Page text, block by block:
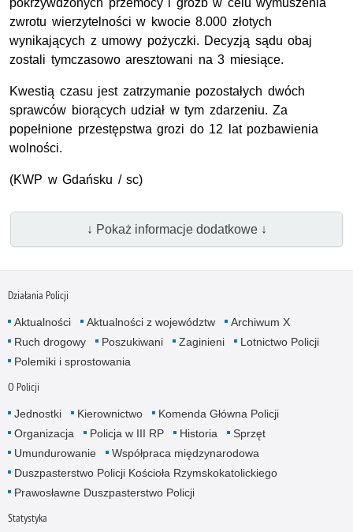
pokrzywdzonych przemocy i gróźb w celu wymuszenia
zwrotu wierzytelności w kwocie 8.000 złotych
wynikających z umowy pożyczki. Decyzją sądu obaj
zostali tymczasowo aresztowani na 3 miesiące.
Kwestią czasu jest zatrzymanie pozostałych dwóch
sprawców biorących udział w tym zdarzeniu. Za
popełnione przestępstwa grozi do 12 lat pozbawienia
wolności.
(KWP w Gdańsku / sc)
↓ Pokaż informacje dodatkowe ↓
Działania Policji
Aktualności Aktualności z województw
Archiwum X
Ruch drogowy
Poszukiwani Zaginieni
Lotnictwo Policji
Polemiki i sprostowania
O Policji
Jednostki Kierownictwo
Komenda Główna Policji
Organizacja
Policja w III RP Historia
Sprzęt
Umundurowanie
Współpraca międzynarodowa
Duszpasterstwo Policji Kościoła Rzymskokatolickiego
Prawosławne Duszpasterstwo Policji
Statystyka